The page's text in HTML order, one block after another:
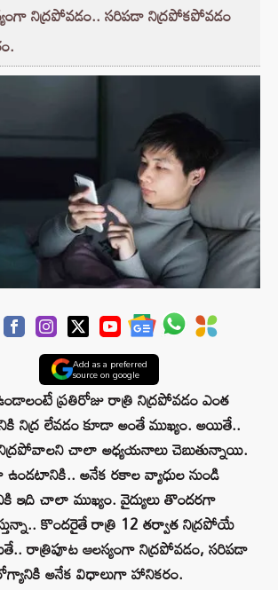
నిద్రపోవడం.. సరిపడా నిద్రపోకపోవడం
Add as a preferred
source on google
ప్రతిరోజు రాత్రి నిద్రపోవడం ఎంత
లేవడం కూడా అంతే ముఖ్యం. అయితే..
చాలా అధ్యయనాలు చెబుతున్నాయి.
అనేక రకాల వ్యాధుల నుండి
ఇది చాలా ముఖ్యం. వైద్యులు తొందరగా
కొందరైతే రాత్రి 12 తర్వాత నిద్రపోయే
రాత్రిపూట ఆలస్యంగా నిద్రపోవడం, సరిపడా
అనేక విధాలుగా హానికరం.